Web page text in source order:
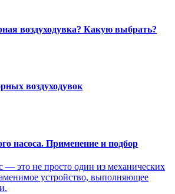
воздуходувка? Какую выбрать?
воздуходувок
насоса. Применение и подбор
— это не просто один из механических
устройство, выполняющее